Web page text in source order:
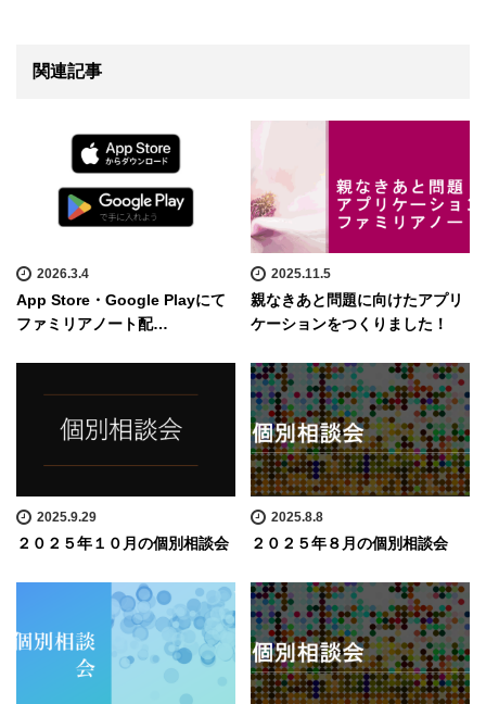
関連記事
2026.3.4
App Store・Google Playにて
ファミリアノート配…
2025.11.5
親なきあと問題に向けたアプリ
ケーションをつくりました！
2025.9.29
２０２５年１０月の個別相談会
2025.8.8
２０２５年８月の個別相談会